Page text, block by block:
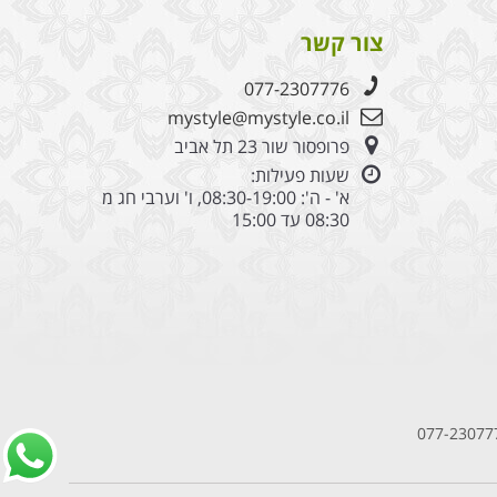
אוהב
צור קשר
077-2307776
mystyle@mystyle.co.il
פרופסור שור 23 תל אביב
שעות פעילות:
א' - ה': 08:30-19:00, ו' וערבי חג מ
08:30 עד 15:00